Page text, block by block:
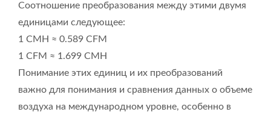
Соотношение преобразования между этими двумя
единицами следующее:
1 CMH ≈ 0.589 CFM
1 CFM ≈ 1.699 CMH
Понимание этих единиц и их преобразований
важно для понимания и сравнения данных о объеме
воздуха на международном уровне, особенно в